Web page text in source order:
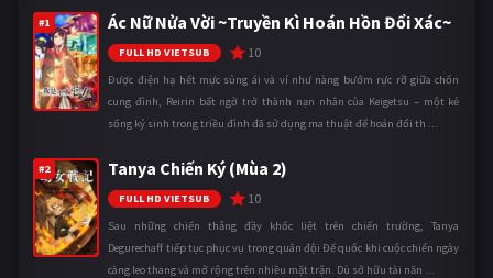
#1 Ác Nữ Nửa Vời ~Truyền Kì Hoán Hồn Đổi Xác~
FULL HD VIETSUB 10
Được điện hạ hết mực sủng ái và ví như nàng bướm rực rỡ giữa chốn
cung đình, Reirin bất ngờ trở thành nạn nhân của Keigetsu – một kẻ
sống ký sinh trong triều đình đã sử dụng ma thuật để hoán đổi th ...
#2 Tanya Chiến Ký (Mùa 2)
FULL HD VIETSUB 10
Sau những chiến thắng đầy khốc liệt trên chiến trường, Tanya
Degurechaff tiếp tục phục vụ trong quân đội Đế quốc khi cuộc chiến ngày
càng leo thang và mở rộng trên nhiều mặt trận. Dù sở hữu tài năn ...